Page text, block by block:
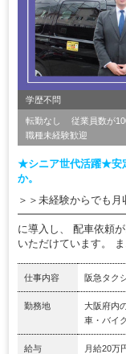
学歴不問
転勤なし 従業員数が
職種未経験歓迎
★シニア世代活躍★安
か。
＞＞未経験からでも
に導入し、 配車依頼
いただけています。 ま
仕事内容 阪急タク
勤務地
大阪府内
車・バイ
給与
月給20万